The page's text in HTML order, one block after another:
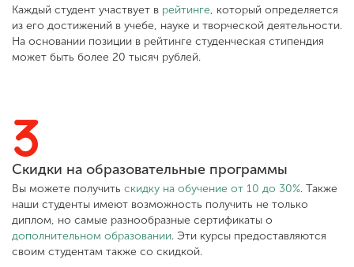
Другие виды
деятельности
Сведения об
образовательной
организации
ENG SPN CHI
Каждый студент участвует в рейтинге, который определяется
из его достижений в учебе, науке и творческой деятельности.
На основании позиции в рейтинге студенческая стипендия
может быть более 20 тысяч рублей.
3
Скидки на образовательные программы
Вы можете получить скидку на обучение от 10 до 30%. Также
наши студенты имеют возможность получить не только
диплом, но самые разнообразные сертификаты о
дополнительном образовании. Эти курсы предоставляются
своим студентам также со скидкой.